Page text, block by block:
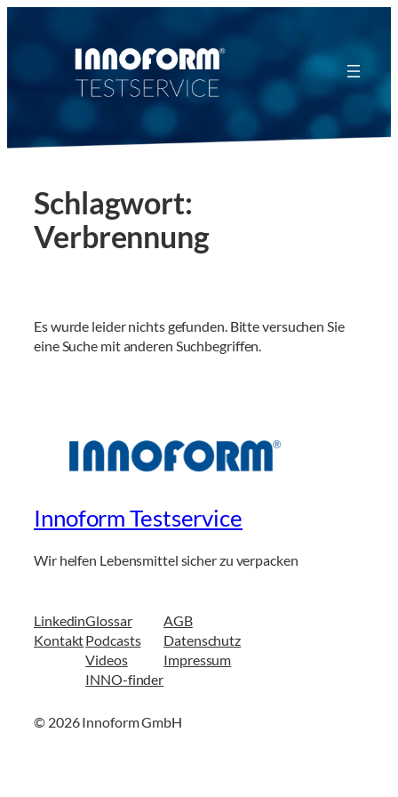
Schlagwort:
Verbrennung
Es wurde leider nichts gefunden. Bitte versuchen Sie
eine Suche mit anderen Suchbegriffen.
Innoform Testservice
Wir helfen Lebensmittel sicher zu verpacken
Linkedin
Kontakt
Glossar
Podcasts
Videos
INNO-finder
AGB
Datenschutz
Impressum
© 2026 Innoform GmbH